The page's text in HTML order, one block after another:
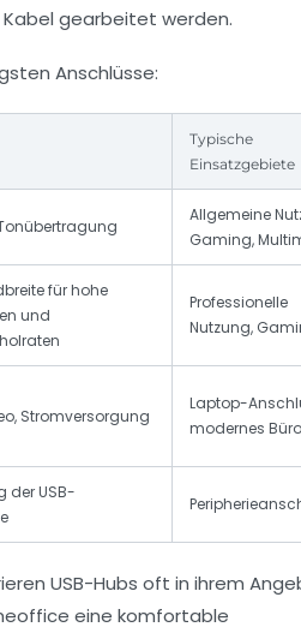
gearbeitet werden.
Anschlüsse:
Typische
Einsatzgebiete
Allgemeine
Gaming,
für hohe
und
Professionelle
Nutzung,
Stromversorgung
Laptop-
modernes Büro
der USB-
USB-Hubs oft in ihrem
eine komfortable